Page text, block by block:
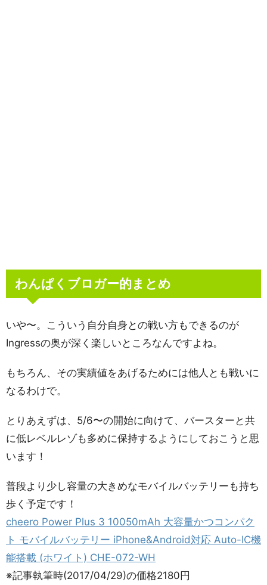
わんぱくブロガー的まとめ
いや〜。こういう自分自身との戦い方もできるのが
Ingressの奥が深く楽しいところなんですよね。
もちろん、その実績値をあげるためには他人とも戦いに
なるわけで。
とりあえずは、5/6〜の開始に向けて、バースターと共
に低レベルレゾも多めに保持するようにしておこうと思
います！
普段より少し容量の大きめなモバイルバッテリーも持ち
歩く予定です！
cheero Power Plus 3 10050mAh 大容量かつコンパク
ト モバイルバッテリー iPhone&Android対応 Auto-IC機
能搭載 (ホワイト) CHE-072-WH
※記事執筆時(2017/04/29)の価格2180円